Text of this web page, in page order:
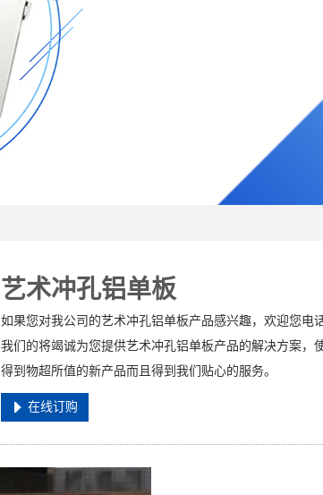
艺术冲孔铝单板
如果您对我公司的艺术冲孔铝单板产品感兴趣，欢迎您电
我们的将竭诚为您提供艺术冲孔铝单板产品的解决方案，
得到物超所值的新产品而且得到我们贴心的服务。
在线订购